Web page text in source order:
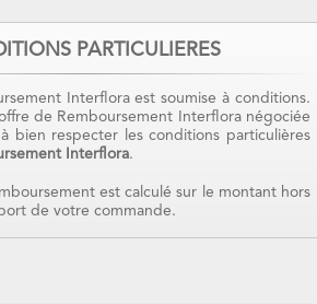
PARTICULIERES
Interflora est soumise à conditions.
de Remboursement Interflora négociée
à bien respecter les conditions particulières
Interflora.
est calculé sur le montant hors
de votre commande.